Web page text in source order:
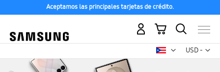
Aceptamos las principales tarjetas de crédito.
USD -
dólar
Mi carrito